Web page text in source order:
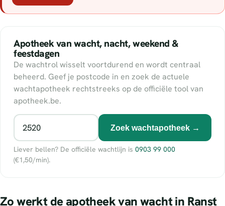
Apotheek van wacht, nacht, weekend &
feestdagen
De wachtrol wisselt voortdurend en wordt centraal
beheerd. Geef je postcode in en zoek de actuele
wachtapotheek rechtstreeks op de officiële tool van
apotheek.be.
Zoek wachtapotheek →
Liever bellen? De officiële wachtlijn is 0903 99 000
(€1,50/min).
Zo werkt de apotheek van wacht in Ranst